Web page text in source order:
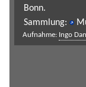
Bonn.
Sammlung:
Aufnahme: Ingo